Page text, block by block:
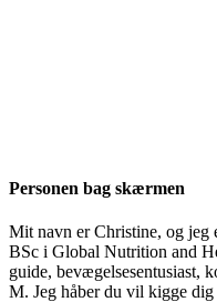
Personen bag skærmen
Mit navn er Christine, og jeg
BSc i Global Nutrition and
guide, bevægelsesentusiast,
M. Jeg håber du vil kigge